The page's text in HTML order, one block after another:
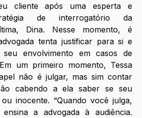
cliente após uma esperta e
de interrogatório da
Dina. Nesse momento, é
tenta justificar para si e
envolvimento em casos de
um primeiro momento, Tessa
não é julgar, mas sim contar
cabendo a ela saber se seu
inocente. “Quando você julga,
a advogada à audiência.